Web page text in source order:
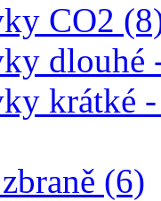
CO2
dlouhé
krátké
(6)